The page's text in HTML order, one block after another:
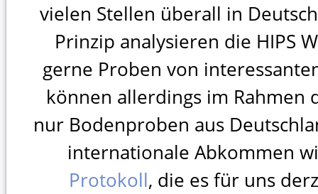
vielen Stellen überall in
Prinzip analysieren die HIPS
gerne Proben von
können allerdings im Rahmen
nur Bodenproben aus
internationale Abkommen
Protokoll, die es für uns